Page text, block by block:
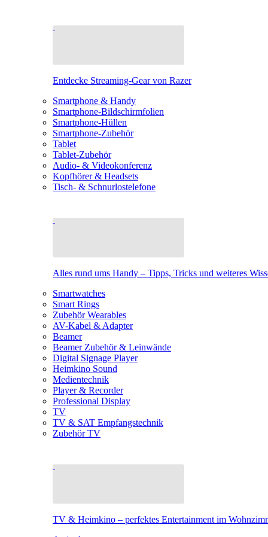
Entdecke Streaming-Gear von Razer
Smartphone & Handy
Smartphone-Bildschirmfolien
Smartphone-Hüllen
Smartphone-Zubehör
Tablet
Tablet-Zubehör
Audio- & Videokonferenz
Kopfhörer & Headsets
Tisch- & Schnurlostelefone
Alles rund ums Handy – Tipps, Tricks und weiteres
Smartwatches
Smart Rings
Zubehör Wearables
AV-Kabel & Adapter
Beamer
Beamer Zubehör & Leinwände
Digital Signage Player
Heimkino Sound
Medientechnik
Player & Recorder
Professional Display
TV
TV & SAT Empfangstechnik
Zubehör TV
TV & Heimkino – perfektes Entertainment im